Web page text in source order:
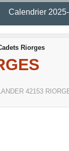
Calendrier
Riorges
42153